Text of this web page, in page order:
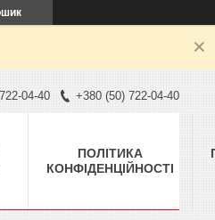
04-40 +380 (50) 722-04-40
ПОЛІТИКА
КОНФІДЕНЦІЙНОСТІ